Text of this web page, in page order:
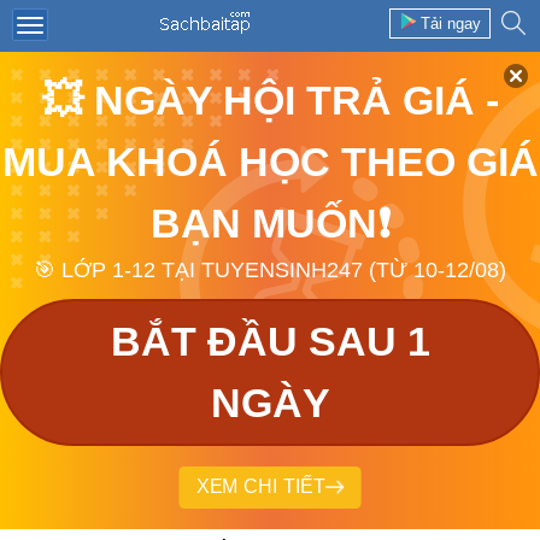
Tải ngay
💥 NGÀY HỘI TRẢ GIÁ -
MUA KHOÁ HỌC THEO GIÁ
BẠN MUỐN❗
🎯 LỚP 1-12 TẠI TUYENSINH247 (TỪ 10-12/08)
BẮT ĐẦU SAU 1
NGÀY
XEM CHI TIẾT